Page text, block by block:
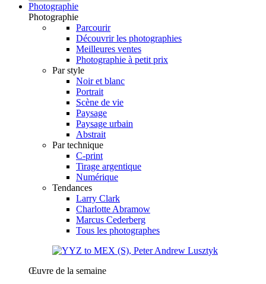
Photographie
Photographie
Parcourir
Découvrir les photographies
Meilleures ventes
Photographie à petit prix
Par style
Noir et blanc
Portrait
Scène de vie
Paysage
Paysage urbain
Abstrait
Par technique
C-print
Tirage argentique
Numérique
Tendances
Larry Clark
Charlotte Abramow
Marcus Cederberg
Tous les photographes
Œuvre de la semaine